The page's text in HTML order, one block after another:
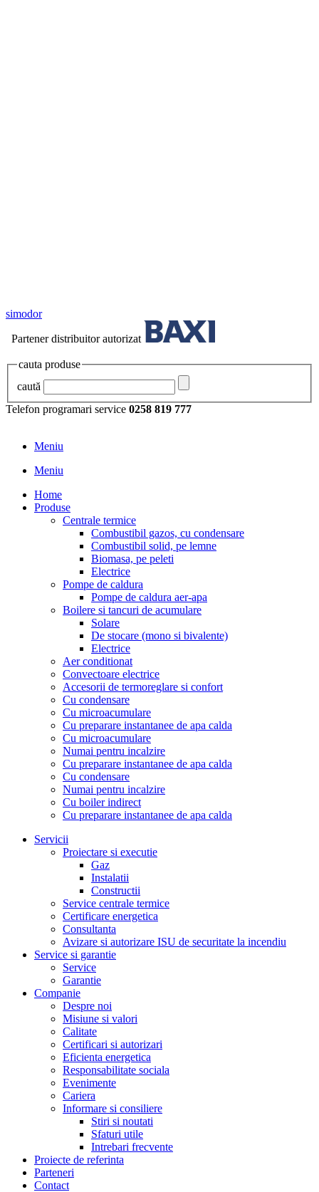
simodor
Partener distribuitor autorizat
cauta produse
caută
Telefon programari service 0258 819 777
Meniu
Meniu
Home
Produse
Centrale termice
Combustibil gazos, cu condensare
Combustibil solid, pe lemne
Biomasa, pe peleti
Electrice
Pompe de caldura
Pompe de caldura aer-apa
Boilere si tancuri de acumulare
Solare
De stocare (mono si bivalente)
Electrice
Aer conditionat
Convectoare electrice
Accesorii de termoreglare si confort
Cu condensare
Cu microacumulare
Cu preparare instantanee de apa calda
Cu microacumulare
Numai pentru incalzire
Cu preparare instantanee de apa calda
Cu condensare
Numai pentru incalzire
Cu boiler indirect
Cu preparare instantanee de apa calda
Servicii
Proiectare si executie
Gaz
Instalatii
Constructii
Service centrale termice
Certificare energetica
Consultanta
Avizare si autorizare ISU de securitate la incendiu
Service si garantie
Service
Garantie
Companie
Despre noi
Misiune si valori
Calitate
Certificari si autorizari
Eficienta energetica
Responsabilitate sociala
Evenimente
Cariera
Informare si consiliere
Stiri si noutati
Sfaturi utile
Intrebari frecvente
Proiecte de referinta
Parteneri
Contact